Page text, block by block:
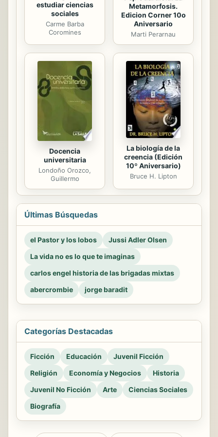
estudiar ciencias
sociales
Carme Barba
Coromines
Metamorfosis.
Edicion Corner 10o
Aniversario
Marti Perarnau
Docencia
universitaria
Londoño Orozco,
Guillermo
La biología de la
creencia (Edición
10º Aniversario)
Bruce H. Lipton
Últimas Búsquedas
el Pastor y los lobos
Jussi Adler Olsen
La vida no es lo que te imaginas
carlos engel historia de las brigadas mixtas
abercrombie
jorge baradit
Categorías Destacadas
Ficción Educación
Juvenil Ficción
Religión
Economía y Negocios
Historia
Juvenil No Ficción
Arte
Ciencias Sociales
Biografía